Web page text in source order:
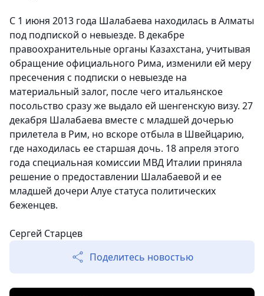
С 1 июня 2013 года Шалабаева находилась в Алматы
под подпиской о невыезде. В декабре
правоохранительные органы Казахстана, учитывая
обращение официального Рима, изменили ей меру
пресечения с подписки о невыезде на
материальный залог, после чего итальянское
посольство сразу же выдало ей шенгенскую визу. 27
декабря Шалабаева вместе с младшей дочерью
прилетела в Рим, но вскоре отбыла в Швейцарию,
где находилась ее старшая дочь. 18 апреля этого
года специальная комиссии МВД Италии приняла
решение о предоставлении Шалабаевой и ее
младшей дочери Алуе статуса политических
беженцев.
Сергей Старцев
Поделитесь новостью